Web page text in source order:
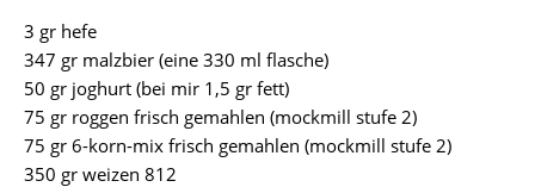
3 gr hefe
347 gr malzbier (eine 330 ml flasche)
50 gr joghurt (bei mir 1,5 gr fett)
75 gr roggen frisch gemahlen (mockmill stufe 2)
75 gr 6-korn-mix frisch gemahlen (mockmill stufe 2)
350 gr weizen 812